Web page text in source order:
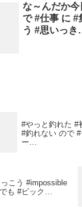
な～んだか今
で #仕事 に #
う #思いっ
#やっと釣れた #
#釣れない ので
ー…
こう #impossible
も #ビック…